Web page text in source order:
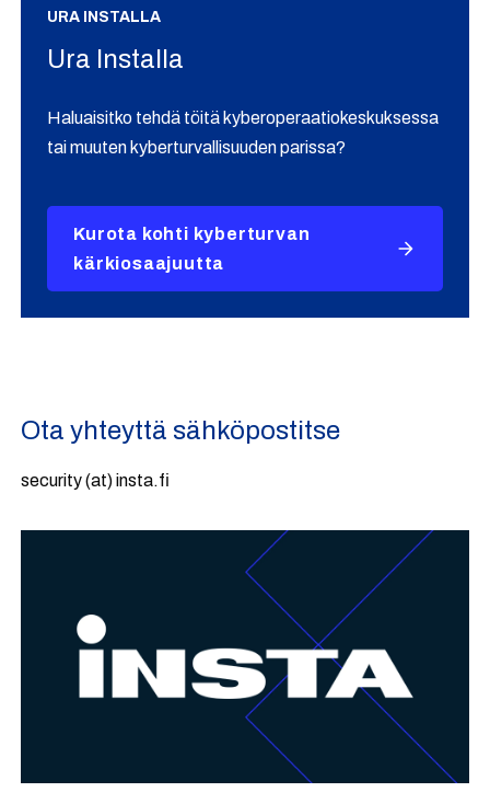
URA INSTALLA
Ura Installa
Haluaisitko tehdä töitä kyberoperaatiokeskuksessa
tai muuten kyberturvallisuuden parissa?
Kurota kohti kyberturvan
kärkiosaajuutta
Ota yhteyttä sähköpostitse
security (at) insta.fi